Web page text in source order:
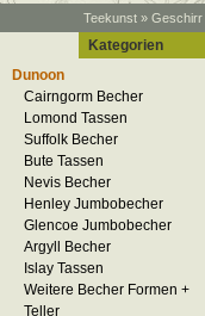
Teekunst » Geschirr
Kategorien
Dunoon
Cairngorm Becher
Lomond Tassen
Suffolk Becher
Bute Tassen
Nevis Becher
Henley Jumbobecher
Glencoe Jumbobecher
Argyll Becher
Islay Tassen
Weitere Becher Formen +
Teller